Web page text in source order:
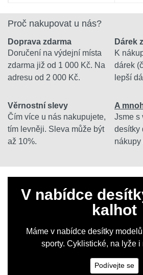
Proč nakupovat u nás?
Doprava zdarma
Doručení na výdejní místa
zdarma již od 1 000 Kč. Na
adresu od 2 000 Kč.
Dárek
K
dárek
lepší
Věrnostní slevy
Čím více u nás nakupujete,
tím levněji. Sleva může být
až 10%.
A
Jsme s
desítky
nákupy
V nabídce
kalhot
Máme v nabídce desítky
sporty. Cyklistické, na lyže i
Podívejte se